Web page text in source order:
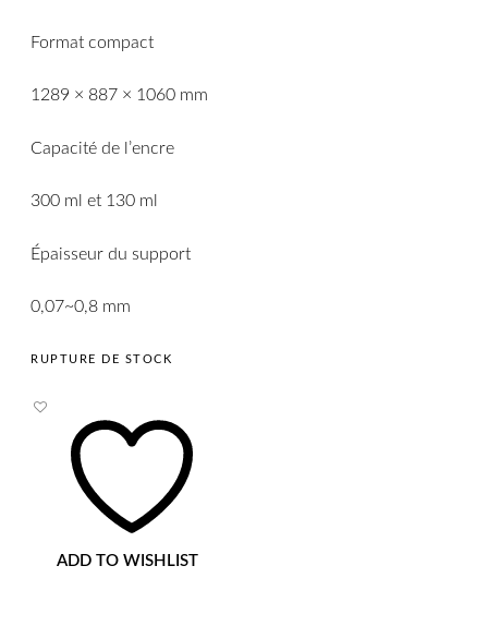
Format compact
1289 × 887 × 1060 mm
Capacité de l’encre
300 ml et 130 ml
Épaisseur du support
0,07~0,8 mm
RUPTURE DE STOCK
ADD TO WISHLIST